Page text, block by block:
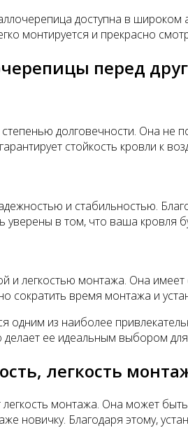
доступна в
монтируется и прекрасно
перед
долговечности. Она не
стойкость кровли к
и стабильностью.
уверены в том, что ваша
и легкостью монтажа. Она
сократить время монтажа и
одним из наиболее
ее идеальным выбором
легкость
монтажа. Она может
новичку. Благодаря этому,